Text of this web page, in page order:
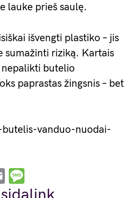
lauke prieš saulę.
išvengti plastiko – jis
sumažinti riziką. Kartais
butelio
paprastas žingsnis – bet
vanduo-nuodai-
Email